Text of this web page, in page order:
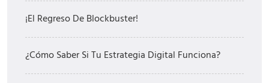
¡El Regreso De Blockbuster!
¿Cómo Saber Si Tu Estrategia Digital Funciona?